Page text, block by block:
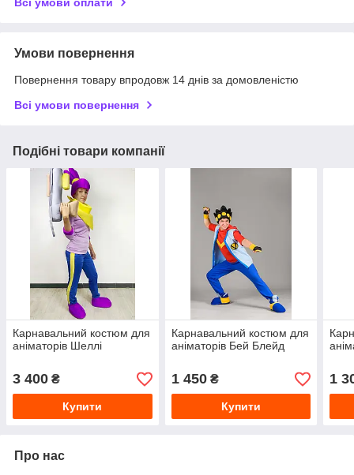
Умови повернення
Повернення товару впродовж 14 днів за домовленістю
Всі умови повернення
Подібні товари компанії
Карнавальний костюм для
аніматорів Шеллі
3 400 ₴
Купити
Карнавальний костюм для
аніматорів Бей Блейд
1 450₴
Купити
1
Про нас